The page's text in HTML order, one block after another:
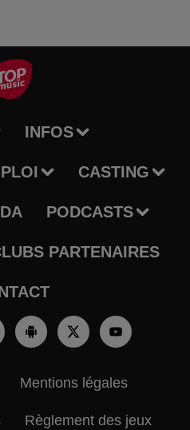
INFOS
CASTING
PODCASTS
PARTENAIRES
Mentions légales
Règlement des jeux